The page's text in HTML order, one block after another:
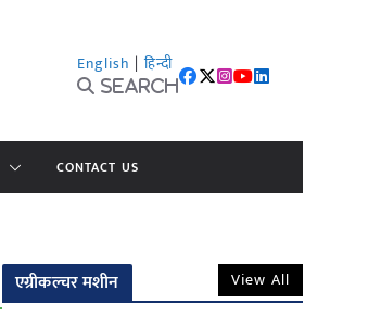
English | हिन्दी
Search
CONTACT US
एग्रीकल्चर मशीन View All